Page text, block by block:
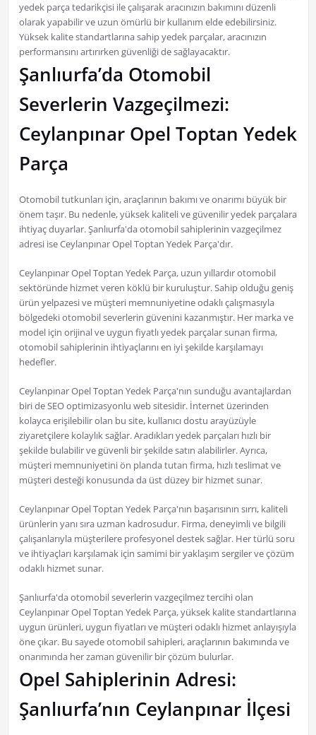
yedek parça tedarikçisi ile çalışarak aracınızın bakımını düzenli
olarak yapabilir ve uzun ömürlü bir kullanım elde edebilirsiniz.
Yüksek kalite standartlarına sahip yedek parçalar, aracınızın
performansını artırırken güvenliği de sağlayacaktır.
Şanlıurfa’da Otomobil
Severlerin Vazgeçilmezi:
Ceylanpınar Opel Toptan Yedek
Parça
Otomobil tutkunları için, araçlarının bakımı ve onarımı büyük bir
önem taşır. Bu nedenle, yüksek kaliteli ve güvenilir yedek parçalara
ihtiyaç duyarlar. Şanlıurfa'da otomobil sahiplerinin vazgeçilmez
adresi ise Ceylanpınar Opel Toptan Yedek Parça'dır.
Ceylanpınar Opel Toptan Yedek Parça, uzun yıllardır otomobil
sektöründe hizmet veren köklü bir kuruluştur. Sahip olduğu geniş
ürün yelpazesi ve müşteri memnuniyetine odaklı çalışmasıyla
bölgedeki otomobil severlerin güvenini kazanmıştır. Her marka ve
model için orijinal ve uygun fiyatlı yedek parçalar sunan firma,
otomobil sahiplerinin ihtiyaçlarını en iyi şekilde karşılamayı
hedefler.
Ceylanpınar Opel Toptan Yedek Parça'nın sunduğu avantajlardan
biri de SEO optimizasyonlu web sitesidir. İnternet üzerinden
kolayca erişilebilir olan bu site, kullanıcı dostu arayüzüyle
ziyaretçilere kolaylık sağlar. Aradıkları yedek parçaları hızlı bir
şekilde bulabilir ve güvenli bir şekilde satın alabilirler. Ayrıca,
müşteri memnuniyetini ön planda tutan firma, hızlı teslimat ve
müşteri desteği konusunda da üst düzey bir hizmet sunar.
Ceylanpınar Opel Toptan Yedek Parça'nın başarısının sırrı, kaliteli
ürünlerin yanı sıra uzman kadrosudur. Firma, deneyimli ve bilgili
çalışanlarıyla müşterilere profesyonel destek sağlar. Her türlü soru
ve ihtiyaçları karşılamak için samimi bir yaklaşım sergiler ve çözüm
odaklı hizmet sunar.
Şanlıurfa'da otomobil severlerin vazgeçilmez tercihi olan
Ceylanpınar Opel Toptan Yedek Parça, yüksek kalite standartlarına
uygun ürünleri, uygun fiyatları ve müşteri odaklı hizmet anlayışıyla
öne çıkar. Bu sayede otomobil sahipleri, araçlarının bakımında ve
onarımında her zaman güvenilir bir çözüm bulurlar.
Opel Sahiplerinin Adresi:
Şanlıurfa’nın Ceylanpınar İlçesi